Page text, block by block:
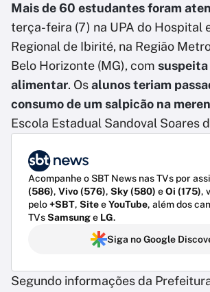
Mais de 60 estudantes foram
terça-feira (7) na UPA do Hospital
Regional de Ibirité, na Região
Belo Horizonte (MG), com
alimentar. Osalunos teriam
consumo de um salpicão na
Escola Estadual Sandoval Soares
Acompanhe o SBT News nas TVs por
(586), Vivo (576), Sky (580) eOi (175),
pelo+SBT, SiteeYouTube, além dos
TVsSamsunge LG.
Siga no Google
Segundo informações da